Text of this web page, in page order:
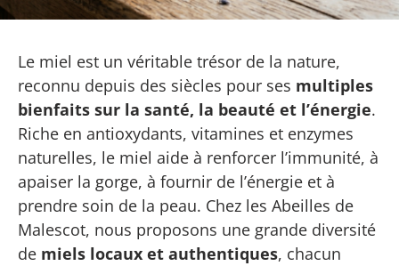
Le miel est un véritable trésor de la nature,
reconnu depuis des siècles pour ses multiples
bienfaits sur la santé, la beauté et l’énergie.
Riche en antioxydants, vitamines et enzymes
naturelles, le miel aide à renforcer l’immunité, à
apaiser la gorge, à fournir de l’énergie et à
prendre soin de la peau. Chez les Abeilles de
Malescot, nous proposons une grande diversité
de miels locaux et authentiques, chacun